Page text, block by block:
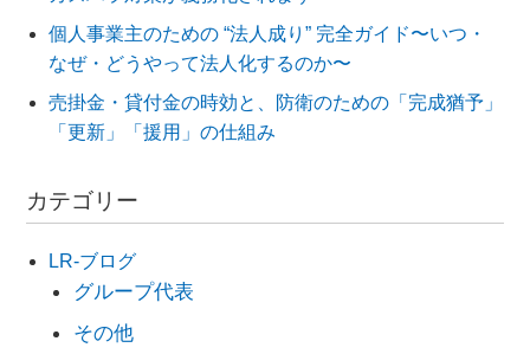
個人事業主のための “法人成り” 完全ガイド〜いつ・
なぜ・どうやって法人化するのか〜
売掛金・貸付金の時効と、防衛のための「完成猶予」
「更新」「援用」の仕組み
カテゴリー
LR-ブログ
グループ代表
その他